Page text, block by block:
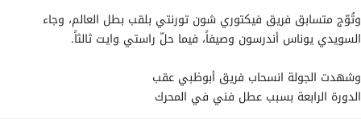
وتُوّج متسابق فريق فيكتوري شون تورنتي بلقب بطل العالم، وجاء
السويدي يوناس أندرسون وصيفاً، فيما حلّ راستي وايت ثالثاً.
وشهدت الجولة انسحاب فريق أبوظبي عقب
الدورة الرابعة بسبب عطل فني في المحرك